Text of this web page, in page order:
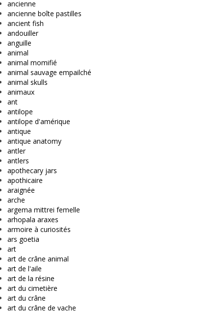
ancienne
ancienne boîte pastilles
ancient fish
andouiller
anguille
animal
animal momifié
animal sauvage empailché
animal skulls
animaux
ant
antilope
antilope d'amérique
antique
antique anatomy
antler
antlers
apothecary jars
apothicaire
araignée
arche
argema mittrei femelle
arhopala araxes
armoire à curiosités
ars goetia
art
art de crâne animal
art de l'aile
art de la résine
art du cimetière
art du crâne
art du crâne de vache